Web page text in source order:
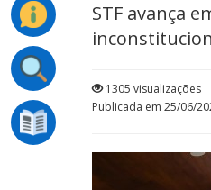
STF avança
1305 visualizações
Publicada em 25/06/